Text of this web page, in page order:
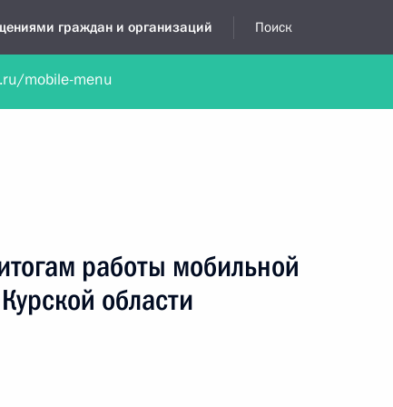
граждан и организаций Поиск
Обратиться в устной форме
работы мобильной
области
mobile-menu